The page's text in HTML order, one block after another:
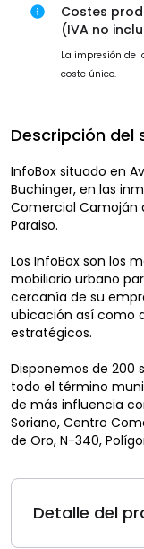
Costes
(IVA no
La impresión de
coste único.
Descripción del
InfoBox situado en
Buchinger, en las
Comercial Camoján
Paraiso.
Los InfoBox son los
mobiliario urbano
cercanía de su
ubicación así como
estratégicos.
Disponemos de 200
todo el término
de más influencia
Soriano, Centro
de Oro, N-340,
Detalle del